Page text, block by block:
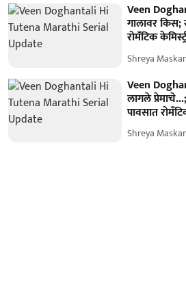
Veen
गालावर किस;
रोमँटिक
Shreya Maskar
Veen
लागले
पावसात
Shreya Maskar